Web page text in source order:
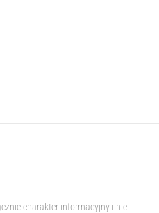
charakter informacyjny i nie